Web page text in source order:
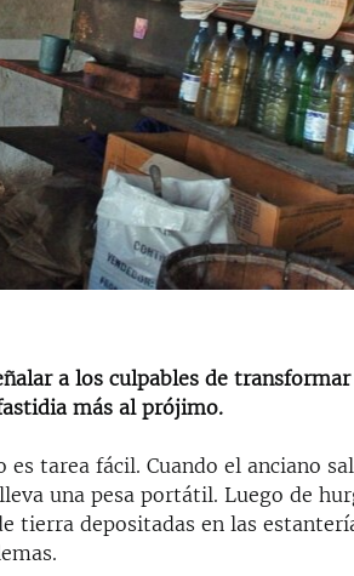
a los culpables de
más al prójimo.
es tarea fácil. Cuando el anciano
una pesa portátil. Luego de
tierra depositadas en las